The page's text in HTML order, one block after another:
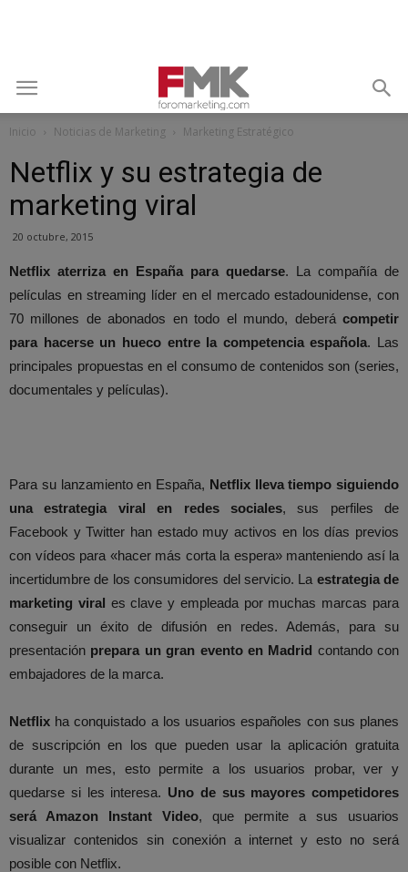
Inicio Noticias de Marketing Marketing Estratégico
Netflix y su estrategia de
marketing viral
20 octubre, 2015
Netflix aterriza en España para quedarse. La compañía de
películas en streaming líder en el mercado estadounidense, con
70 millones de abonados en todo el mundo, deberácompetir
para hacerse un hueco entre la competencia española. Las
principales propuestas en el consumo de contenidos son (series,
documentales y películas).
Para su lanzamiento en España, Netflix lleva tiempo siguiendo
una estrategia viral en redes sociales, sus perfiles de
Facebook y Twitter han estado muy activos en los días previos
con vídeos para «hacer más corta la espera» manteniendo así la
incertidumbre de los consumidores del servicio. La estrategia de
marketing viral es clave y empleada por muchas marcas para
conseguir un éxito de difusión en redes. Además, para su
presentación prepara un gran evento en Madrid contando con
embajadores de la marca.
Netflix ha conquistado a los usuarios españoles con sus planes
de suscripción en los que pueden usar la aplicación gratuita
durante un mes, esto permite a los usuarios probar, ver y
quedarse si les interesa. Uno de sus mayores competidores
será Amazon Instant Video, que permite a sus usuarios
visualizar contenidos sin conexión a internet y esto no será
posible con Netflix.